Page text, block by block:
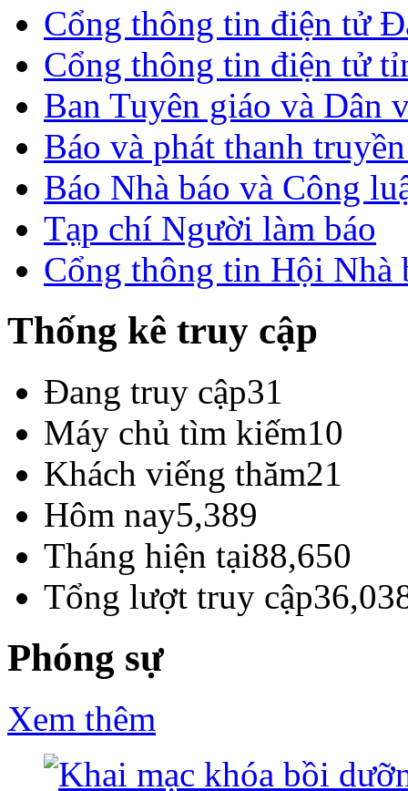
Cổng thông tin điện tử
Cổng thông tin điện tử
Ban Tuyên giáo và Dân
Báo và phát thanh
Báo Nhà báo và Công
Tạp chí Người làm báo
Cổng thông tin Hội Nhà
Thống kê truy cập
Đang truy cập31
Máy chủ tìm kiếm10
Khách viếng thăm21
Hôm nay5,389
Tháng hiện tại88,650
Tổng lượt truy cập
Phóng sự
Xem thêm